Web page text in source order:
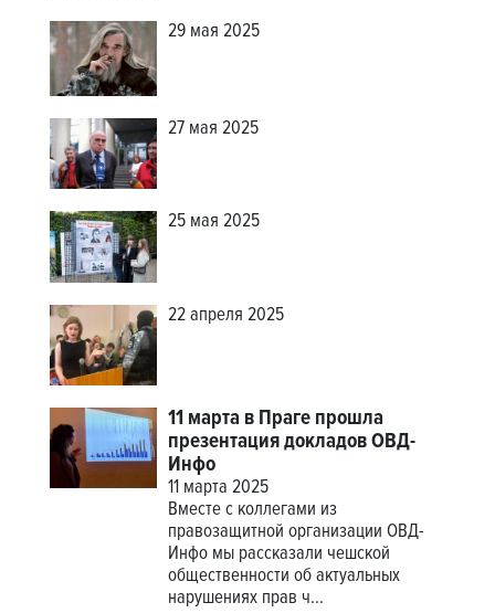
29 мая 2025
27 мая 2025
25 мая 2025
22 апреля 2025
11 марта в Праге прошла
презентация докладов ОВД-
Инфо
11 марта 2025
Вместе с коллегами из
правозащитной организации ОВД-
Инфо мы рассказали чешской
общественности об актуальных
нарушениях прав ч...